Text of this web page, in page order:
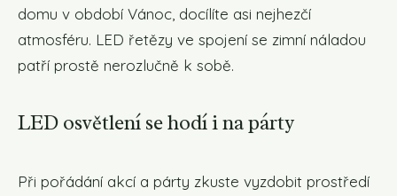
domu v období Vánoc, docílíte asi nejhezčí
atmosféru. LED řetězy ve spojení se zimní náladou
patří prostě nerozlučně k sobě.
LED osvětlení se hodí i na párty
Při pořádání akcí a párty zkuste vyzdobit prostředí